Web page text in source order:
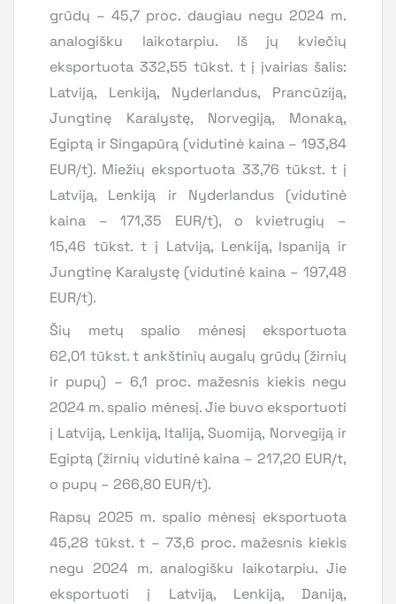
grūdų – 45,7 proc. daugiau negu 2024 m.
analogišku laikotarpiu. Iš jų kviečių
eksportuota 332,55 tūkst. t į įvairias šalis:
Latviją, Lenkiją, Nyderlandus, Prancūziją,
Jungtinę Karalystę, Norvegiją, Monaką,
Egiptą ir Singapūrą (vidutinė kaina – 193,84
EUR/t). Miežių eksportuota 33,76 tūkst. t į
Latviją, Lenkiją ir Nyderlandus (vidutinė
kaina – 171,35 EUR/t), o kvietrugių –
15,46 tūkst. t į Latviją, Lenkiją, Ispaniją ir
Jungtinę Karalystę (vidutinė kaina – 197,48
EUR/t).
Šių metų spalio mėnesį eksportuota
62,01 tūkst. t ankštinių augalų grūdų (žirnių
ir pupų) – 6,1 proc. mažesnis kiekis negu
2024 m. spalio mėnesį. Jie buvo eksportuoti
į Latviją, Lenkiją, Italiją, Suomiją, Norvegiją ir
Egiptą (žirnių vidutinė kaina – 217,20 EUR/t,
o pupų – 266,80 EUR/t).
Rapsų 2025 m. spalio mėnesį eksportuota
45,28 tūkst. t – 73,6 proc. mažesnis kiekis
negu 2024 m. analogišku laikotarpiu. Jie
eksportuoti į Latviją, Lenkiją, Daniją,